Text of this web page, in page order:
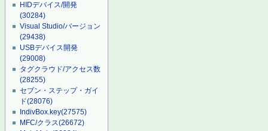
HIDデバイス/開発
(30284)
Visual Studio/バージョン
(29438)
USBデバイス開発
(29008)
タグクラウド/アクセス数
(28255)
セブン・ステップ・ガイ
ド(28076)
IndivBox.key(27575)
MFC/クラス(26672)